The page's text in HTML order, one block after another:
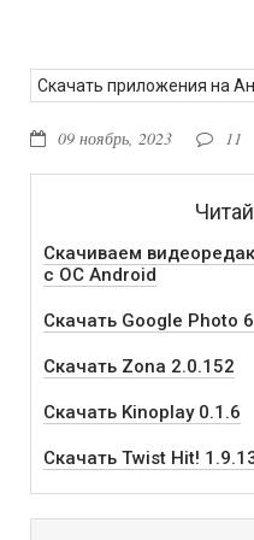
Скачать приложения на
09 ноябрь, 2023 11
Скачиваем
с ОС Android
Скачать Google Photo
Скачать Zona 2.0.152
Скачать Kinoplay 0.1.6
Скачать Twist Hit!